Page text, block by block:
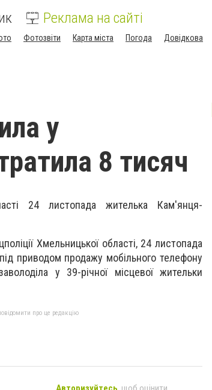
Реклама на сайті
Фотозвіти Карта міста Погода
Довідкова
у
8 тисяч
24 листопада жителька Кам'янця-
Хмельницької області, 24 листопада
приводом продажу мобільного телефону
у 39-річної місцевої жительки
про це редакцію